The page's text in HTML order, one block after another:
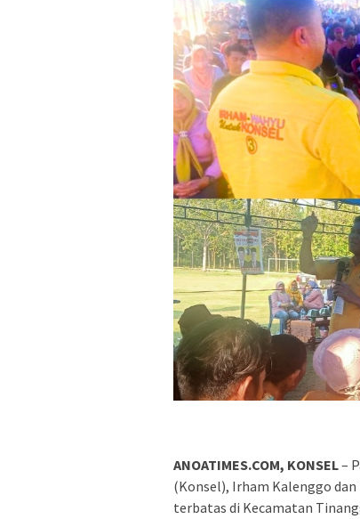
ANOATIMES.COM, KONSEL–
(Konsel), Irham Kalenggo
terbatas di Kecamatan